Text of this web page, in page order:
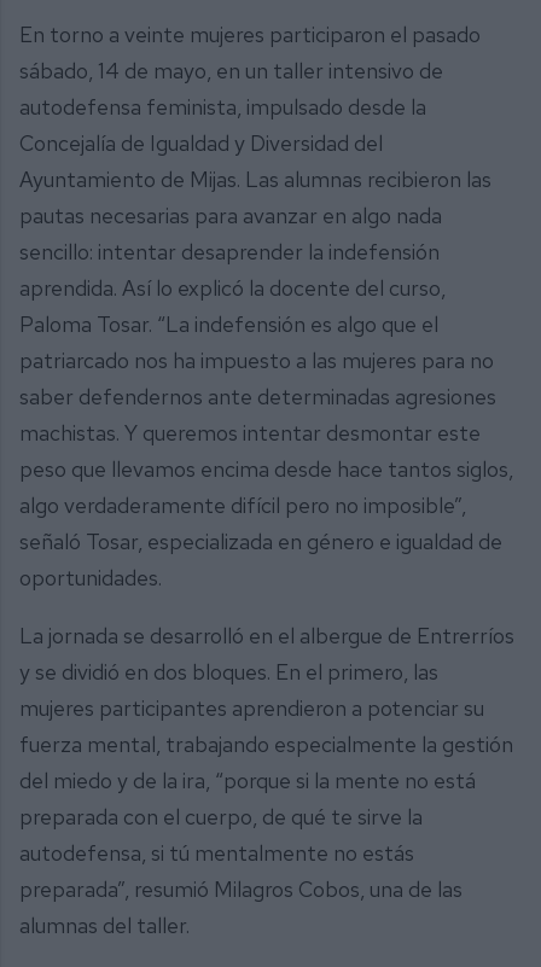
En torno a veinte mujeres participaron el pasado
sábado, 14 de mayo, en un taller intensivo de
autodefensa feminista, impulsado desde la
Concejalía de Igualdad y Diversidad del
Ayuntamiento de Mijas. Las alumnas recibieron las
pautas necesarias para avanzar en algo nada
sencillo: intentar desaprender la indefensión
aprendida. Así lo explicó la docente del curso,
Paloma Tosar. “La indefensión es algo que el
patriarcado nos ha impuesto a las mujeres para no
saber defendernos ante determinadas agresiones
machistas. Y queremos intentar desmontar este
peso que llevamos encima desde hace tantos siglos,
algo verdaderamente difícil pero no imposible”,
señaló Tosar, especializada en género e igualdad de
oportunidades.
La jornada se desarrolló en el albergue de Entrerríos
y se dividió en dos bloques. En el primero, las
mujeres participantes aprendieron a potenciar su
fuerza mental, trabajando especialmente la gestión
del miedo y de la ira, “porque si la mente no está
preparada con el cuerpo, de qué te sirve la
autodefensa, si tú mentalmente no estás
preparada”, resumió Milagros Cobos, una de las
alumnas del taller.